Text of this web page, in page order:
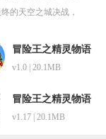
的天空之城决战，
年回忆，还是首次
冒险王之精灵物语
速升版手机版
v1.0 | 20.1MB
冒险王之精灵物语
中文版
v1.17 | 20.1MB